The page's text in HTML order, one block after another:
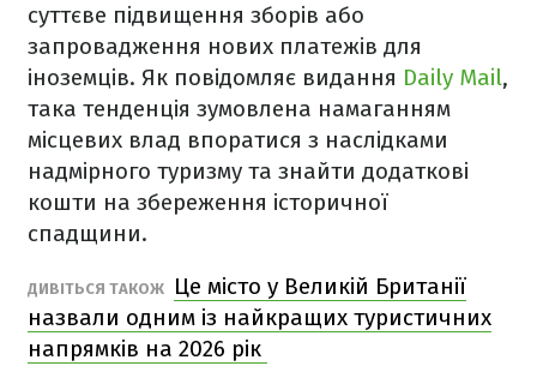
суттєве підвищення зборів або
запровадження нових платежів для
іноземців. Як повідомляє видання Daily Mail,
така тенденція зумовлена намаганням
місцевих влад впоратися з наслідками
надмірного туризму та знайти додаткові
кошти на збереження історичної
спадщини.
ДИВІТЬСЯ ТАКОЖ
Це місто у Великій Британії
назвали одним із найкращих туристичних
напрямків на 2026 рік